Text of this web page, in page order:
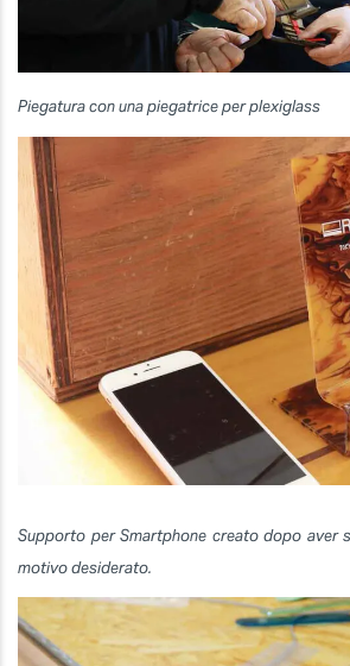
Piegatura con una piegatrice per plexiglass
Supporto per Smartphone creato dopo aver
motivo desiderato.